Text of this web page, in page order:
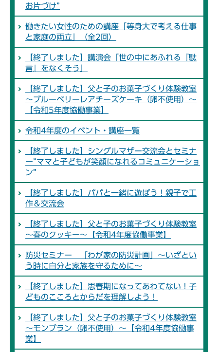
お片づけ”
働きたい女性のための講座「等身大で考える仕事
と家庭の両立」（全2回）
【終了しました】講演会「世の中にあふれる『駄
言』をなくそう」
【終了しました】父と子のお菓子づくり体験教室
～ブルーベリーレアチーズケーキ（卵不使用）～
【令和5年度協働事業】
令和4年度のイベント・講座一覧
【終了しました】シングルマザー交流会とセミナ
ー”ママと子どもが笑顔になれるコミュニケーショ
ン”
【終了しました】パパと一緒に遊ぼう！親子で工
作＆交流会
【終了しました】父と子のお菓子づくり体験教室
～春のクッキー～【令和4年度協働事業】
防災セミナー 「わが家の防災計画」～いざとい
う時に自分と家族を守るために～
【終了しました】思春期になってあわてない！子
どものこころとからだを理解しよう！
【終了しました】父と子のお菓子づくり体験教室
～モンブラン（卵不使用）～【令和4年度協働事
業】